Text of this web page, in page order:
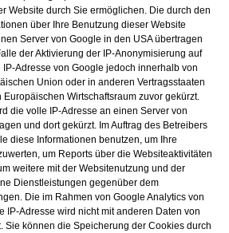
Website durch Sie ermöglichen. Die durch den
über Ihre Benutzung dieser Website
Server von Google in den USA übertragen
der Aktivierung der IP-Anonymisierung auf
Adresse von Google jedoch innerhalb von
Union oder in anderen Vertragsstaaten
Wirtschaftsraum zuvor gekürzt.
die volle IP-Adresse an einen Server von
und dort gekürzt. Im Auftrag des Betreibers
diese Informationen benutzen, um Ihre
um Reports über die Websiteaktivitäten
weitere mit der Websitenutzung und der
Dienstleistungen gegenüber dem
Die im Rahmen von Google Analytics von
IP-Adresse wird nicht mit anderen Daten von
Sie können die Speicherung der Cookies durch